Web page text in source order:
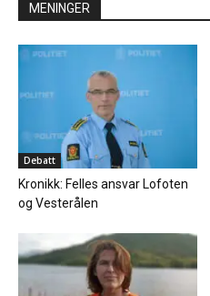
MENINGER
Debatt
Kronikk: Felles ansvar Lofoten
og Vesterålen